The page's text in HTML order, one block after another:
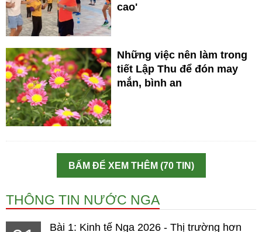
cao'
Những việc nên làm trong
tiết Lập Thu để đón may
mắn, bình an
BẤM ĐỂ XEM THÊM (70 TIN)
THÔNG TIN NƯỚC NGA
Bài 1: Kinh tế Nga 2026 - Thị trường hơn